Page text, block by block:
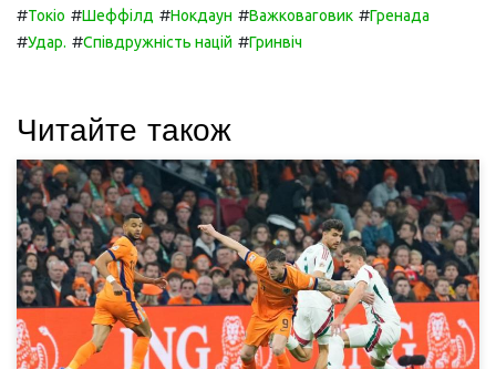
#Токіо #Шеффілд #Нокдаун #Важковаговик #Гренада
#Удар. #Співдружність націй #Гринвіч
Читайте також